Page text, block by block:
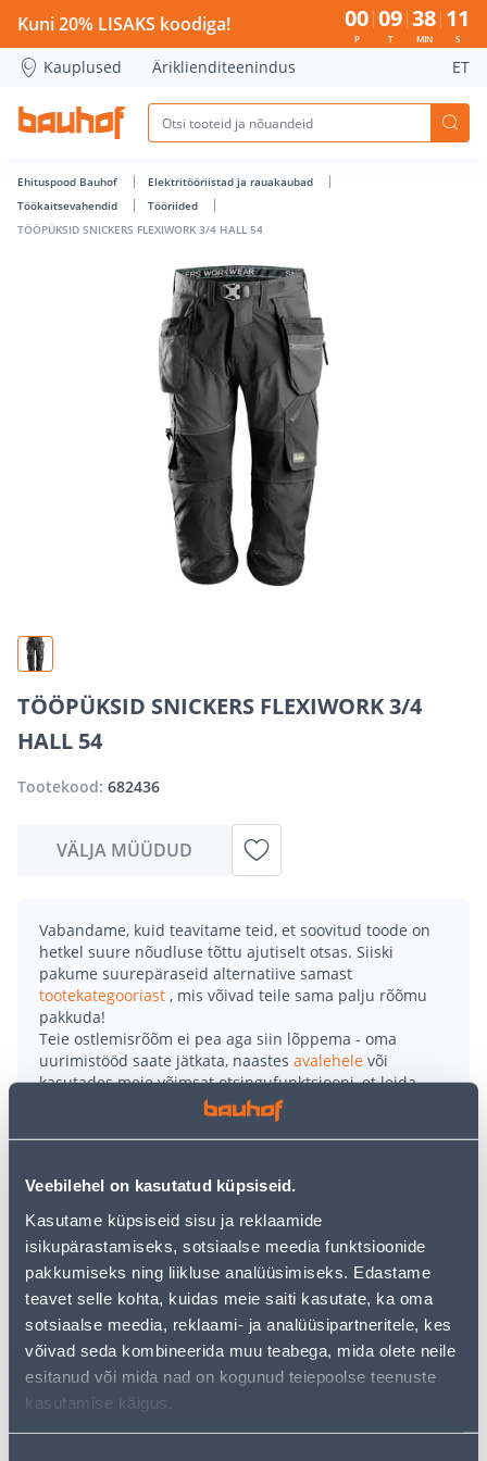
Veebilehel on kasutatud küpsiseid.
Kasutame küpsiseid sisu ja reklaamide
isikupärastamiseks, sotsiaalse meedia funktsioonide
pakkumiseks ning liikluse analüüsimiseks. Edastame
teavet selle kohta, kuidas meie saiti kasutate, ka oma
sotsiaalse meedia, reklaami- ja analüüsipartneritele, kes
võivad seda kombineerida muu teabega, mida olete neile
esitanud või mida nad on kogunud teiepoolse teenuste
kasutamise käigus.
TÖÖPÜKSID SNICKERS FLEXIWORK 3/4 HALL 54 - Bauhof
Kuni 20% LISAKS koodiga! 00
P
09
T
38
MIN
11
S
Kauplused Äriklienditeenindus ET
Ehituspood Bauhof
Elektritööriistad ja rauakaubad
Töökaitsevahendid
Tööriided
TÖÖPÜKSID SNICKERS FLEXIWORK 3/4 HALL 54
TÖÖPÜKSID SNICKERS FLEXIWORK 3/4
HALL 54
Tootekood: 682436
VÄLJA MÜÜDUD
Vabandame, kuid teavitame teid, et soovitud toode on
hetkel suure nõudluse tõttu ajutiselt otsas. Siiski
pakume suurepäraseid alternatiive samast
tootekategooriast , mis võivad teile sama palju rõõmu
pakkuda!
Teie ostlemisrõõm ei pea aga siin lõppema - oma
uurimistööd saate jätkata, naastes avalehele või
kasutades meie võimsat otsingufunktsiooni, et leida
veelgi meelepärasemad valikuid. Head ostlemist!
kestma.
• Eelpainutatud sääred, veniv kangas seal, kus järele
anda ning tugev Cordura® neis paigus, mis enim
hõõrdumist saavad.
• Käepärane taskutesüsteem ja ripptaskud
võimaldavad kõike vajalikku kaasas kanda.
• Suurus 54.
• 14-päevane tagastusõigus.